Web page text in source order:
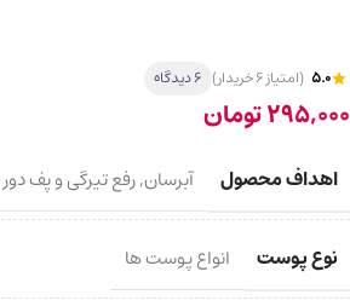
5.0 (امتیاز 6 خریدار) 6 دیدگاه
295,000تومان
اهداف محصول آبرسان,رفع تیرگی و پف
نوع پوست انواع پوست ها